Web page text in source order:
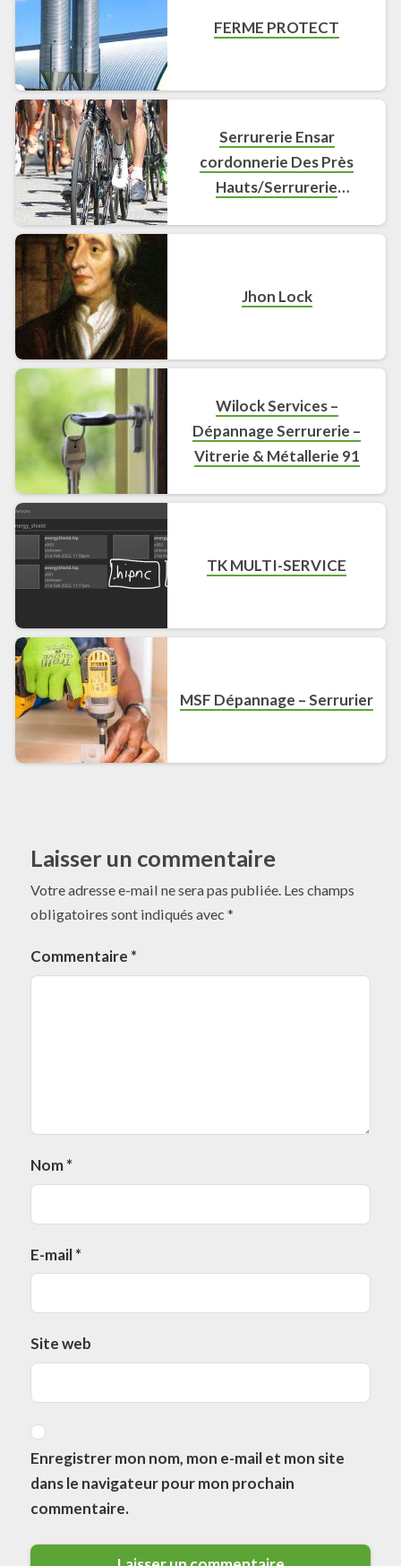
FERME PROTECT
Serrurerie Ensar
cordonnerie Des Près
Hauts/Serrurerie
Jhon Lock
Wilock Services –
Dépannage Serrurerie –
Vitrerie & Métallerie 91
TK MULTI-SERVICE
MSF Dépannage – Serrurier
Laisser un commentaire
Votre adresse e-mail ne sera pas publiée. Les champs
obligatoires sont indiqués avec *
Commentaire *
Nom*
E-mail*
Site web
Enregistrer mon nom, mon e-mail et mon site
dans le navigateur pour mon prochain
commentaire.